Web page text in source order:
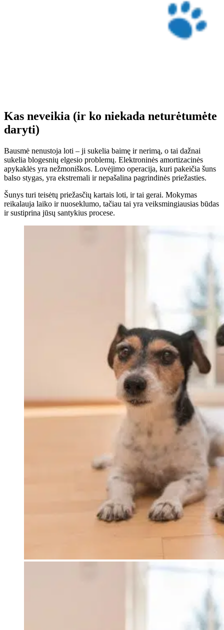
Kas neveikia (ir ko niekada neturėtumėte
daryti)
Bausmė nenustoja loti – ji sukelia baimę ir nerimą, o tai dažnai
sukelia blogesnių elgesio problemų. Elektroninės amortizacinės
apykaklės yra nežmoniškos. Lovėjimo operacija, kuri pakeičia šuns
balso stygas, yra ekstremali ir nepašalina pagrindinės priežasties.
Šunys turi teisėtų priežasčių kartais loti, ir tai gerai. Mokymas
reikalauja laiko ir nuoseklumo, tačiau tai yra veiksmingiausias būdas
ir sustiprina jūsų santykius procese.